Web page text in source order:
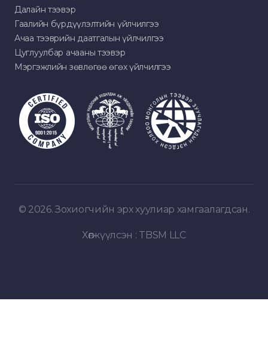
Далайн тээвэр
Гаалийн бүрдүүлэлтийн үйлчилгээ
Ачаа тээврийн даатгалын үйлчилгээ
Цуглуулбар ачааны тээвэр
Мэргэжлийн зөвлөгөө өгөх үйлчилгээ
© 2026. Зохиогчийн эрх хуулиар хамгаалагдсан.
Хөгжүүлсэн : TBSM LLC